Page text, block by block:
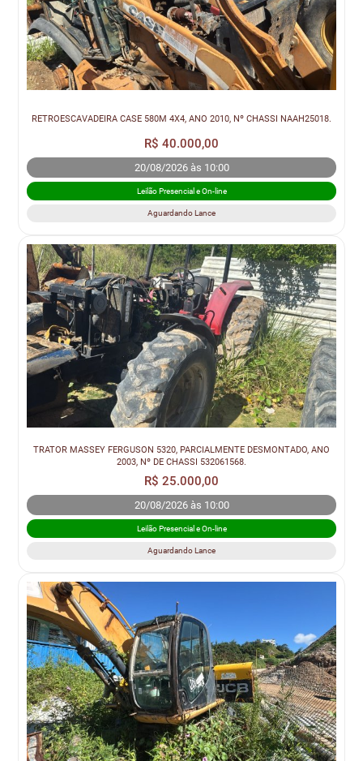
RETROESCAVADEIRA CASE 580M 4X4, ANO 2010, Nº CHASSI NAAH25018.
R$ 40.000,00
20/08/2026 às 10:00
Leilão Presencial e On-line
Aguardando Lance
TRATOR MASSEY FERGUSON 5320, PARCIALMENTE DESMONTADO, ANO
2003, Nº DE CHASSI 532061568.
R$ 25.000,00
20/08/2026 às 10:00
Leilão Presencial e On-line
Aguardando Lance